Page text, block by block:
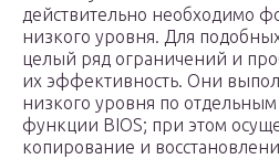
действительно необходимо
низкого уровня. Для
целый ряд ограничений и
их эффективность. Они
низкого уровня по
функции BIOS; при этом
копирование и